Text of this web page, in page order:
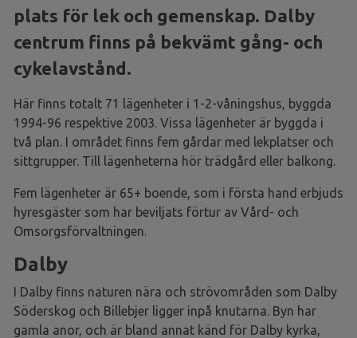
plats för lek och gemenskap. Dalby
centrum finns på bekvämt gång- och
cykelavstånd.
Här finns totalt 71 lägenheter i 1-2-våningshus, byggda
1994-96 respektive 2003. Vissa lägenheter är byggda i
två plan. I området finns fem gårdar med lekplatser och
sittgrupper. Till lägenheterna hör trädgård eller balkong.
Fem lägenheter är 65+ boende, som i första hand erbjuds
hyresgäster som har beviljats förtur av Vård- och
Omsorgsförvaltningen.
Dalby
I Dalby finns naturen nära och strövområden som Dalby
Söderskog och Billebjer ligger inpå knutarna. Byn har
gamla anor, och är bland annat känd för Dalby kyrka,